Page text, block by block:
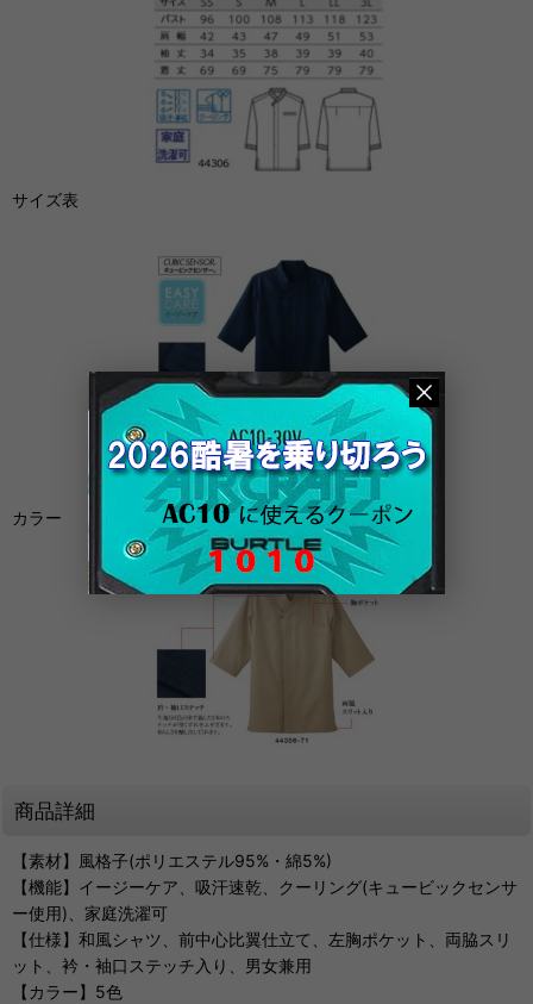
サイズ表
カラー
商品詳細
【素材】風格子(ポリエステル95%・綿5%)
【機能】イージーケア、吸汗速乾、クーリング(キュービックセンサ
ー使用)、家庭洗濯可
【仕様】和風シャツ、前中心比翼仕立て、左胸ポケット、両脇スリ
ット、衿・袖口ステッチ入り、男女兼用
【カラー】5色